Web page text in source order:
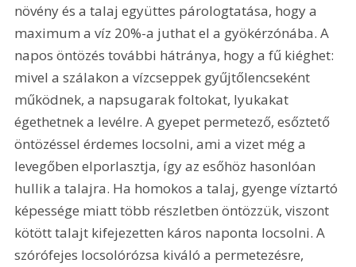
növény és a talaj együttes párologtatása, hogy a
maximum a víz 20%-a juthat el a gyökérzónába. A
napos öntözés további hátránya, hogy a fű kiéghet:
mivel a szálakon a vízcseppek gyűjtőlencseként
működnek, a napsugarak foltokat, lyukakat
égethetnek a levélre. A gyepet permetező, esőztető
öntözéssel érdemes locsolni, ami a vizet még a
levegőben elporlasztja, így az esőhöz hasonlóan
hullik a talajra. Ha homokos a talaj, gyenge víztartó
képessége miatt több részletben öntözzük, viszont
kötött talajt kifejezetten káros naponta locsolni. A
szórófejes locsolórózsa kiváló a permetezésre,